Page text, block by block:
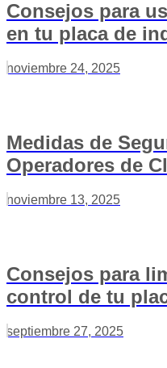
Consejos para
en tu placa de
noviembre 24, 2025
Medidas de
Operadores de
noviembre 13, 2025
Consejos para
control de tu
septiembre 27, 2025